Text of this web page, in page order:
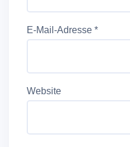
E-Mail-Adresse *
Website